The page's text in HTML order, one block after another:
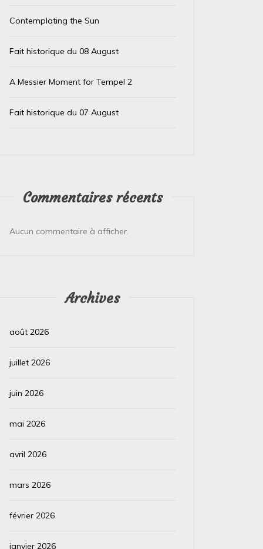
Contemplating the Sun
Fait historique du 08 August
A Messier Moment for Tempel 2
Fait historique du 07 August
Commentaires récents
Aucun commentaire à afficher.
Archives
août 2026
juillet 2026
juin 2026
mai 2026
avril 2026
mars 2026
février 2026
janvier 2026